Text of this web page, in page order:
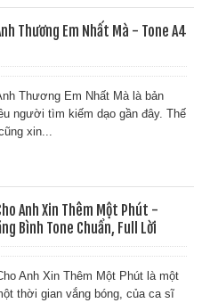
Thương Em Nhất Mà - Tone A4
Thương Em Nhất Mà là bản
người tìm kiếm dạo gần đây. Thế
xin...
Anh Xin Thêm Một Phút -
Bình Tone Chuẩn, Full Lời
Anh Xin Thêm Một Phút là một
thời gian vắng bóng, của ca sĩ